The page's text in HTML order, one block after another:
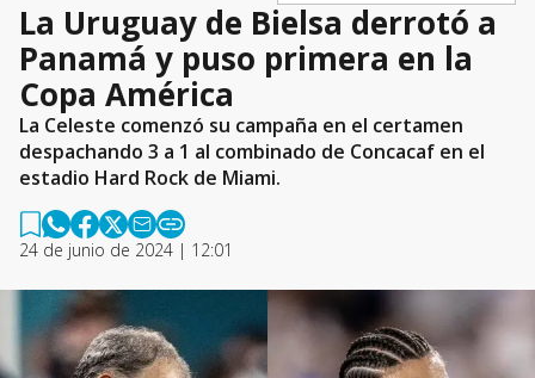
La Uruguay de Bielsa derrotó a
Panamá y puso primera en la
Copa América
La Celeste comenzó su campaña en el certamen
despachando 3 a 1 al combinado de Concacaf en el
estadio Hard Rock de Miami.
24 de junio de 2024 | 12:01